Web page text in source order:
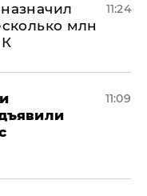
млн
11:24
11:09